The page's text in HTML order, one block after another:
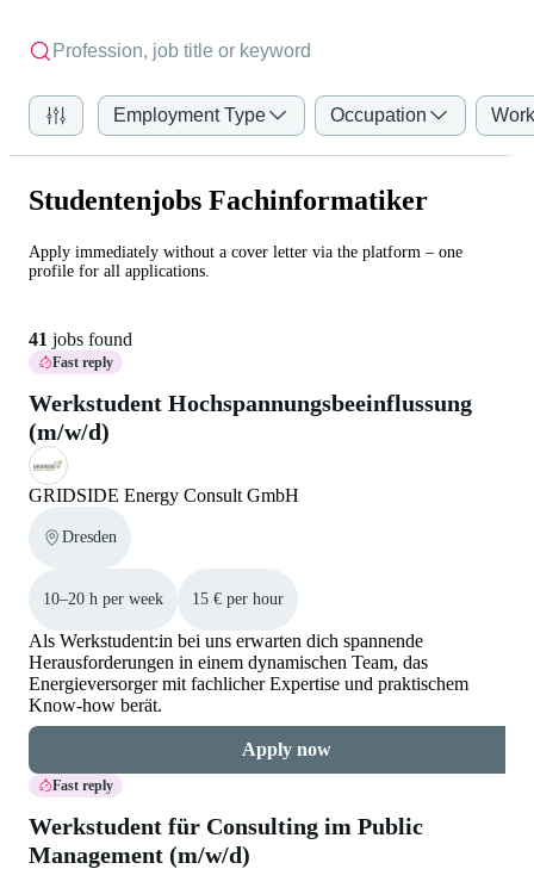
Employment Type Occupation
Studentenjobs Fachinformatiker
Apply immediately without a cover letter via the platform – one
profile for all applications.
41 jobs found
Fast reply
Werkstudent Hochspannungsbeeinflussung
(m/w/d)
GRIDSIDE Energy Consult GmbH
Dresden
10–20 h per week 15 € per hour
Als Werkstudent:in bei uns erwarten dich spannende
Herausforderungen in einem dynamischen Team, das
Energieversorger mit fachlicher Expertise und praktischem
Know-how berät.
Apply now
Fast reply
Werkstudent für Consulting im Public
Management (m/w/d)